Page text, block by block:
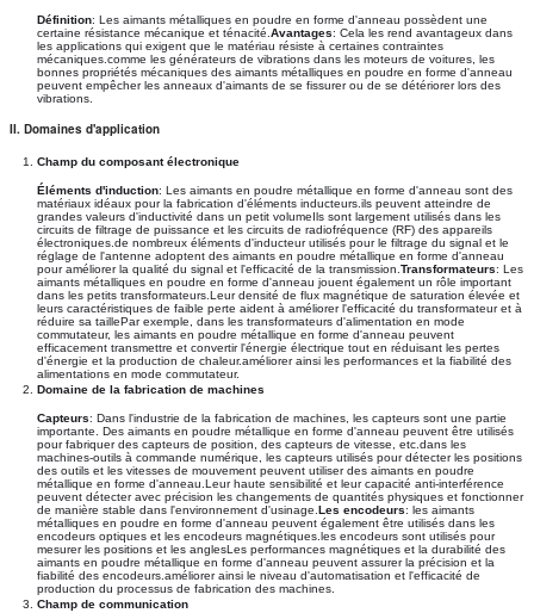
Définition: Les aimants métalliques en poudre en forme d'anneau possèdent une
certaine résistance mécanique et ténacité.Avantages: Cela les rend avantageux dans
les applications qui exigent que le matériau résiste à certaines contraintes
mécaniques.comme les générateurs de vibrations dans les moteurs de voitures, les
bonnes propriétés mécaniques des aimants métalliques en poudre en forme d'anneau
peuvent empêcher les anneaux d'aimants de se fissurer ou de se détériorer lors des
vibrations.
II. Domaines d'application
Champ du composant électronique
Éléments d'induction: Les aimants en poudre métallique en forme d'anneau sont des
matériaux idéaux pour la fabrication d'éléments inducteurs.ils peuvent atteindre de
grandes valeurs d'inductivité dans un petit volumeIls sont largement utilisés dans les
circuits de filtrage de puissance et les circuits de radiofréquence (RF) des appareils
électroniques.de nombreux éléments d'inducteur utilisés pour le filtrage du signal et le
réglage de l'antenne adoptent des aimants en poudre métallique en forme d'anneau
pour améliorer la qualité du signal et l'efficacité de la transmission.Transformateurs: Les
aimants métalliques en poudre en forme d'anneau jouent également un rôle important
dans les petits transformateurs.Leur densité de flux magnétique de saturation élevée et
leurs caractéristiques de faible perte aident à améliorer l'efficacité du transformateur et à
réduire sa taillePar exemple, dans les transformateurs d'alimentation en mode
commutateur, les aimants en poudre métallique en forme d'anneau peuvent
efficacement transmettre et convertir l'énergie électrique tout en réduisant les pertes
d'énergie et la production de chaleur.améliorer ainsi les performances et la fiabilité des
alimentations en mode commutateur.
Domaine de la fabrication de machines
Capteurs: Dans l'industrie de la fabrication de machines, les capteurs sont une partie
importante. Des aimants en poudre métallique en forme d'anneau peuvent être utilisés
pour fabriquer des capteurs de position, des capteurs de vitesse, etc.dans les
machines-outils à commande numérique, les capteurs utilisés pour détecter les positions
des outils et les vitesses de mouvement peuvent utiliser des aimants en poudre
métallique en forme d'anneau.Leur haute sensibilité et leur capacité anti-interférence
peuvent détecter avec précision les changements de quantités physiques et fonctionner
de manière stable dans l'environnement d'usinage.Les encodeurs: les aimants
métalliques en poudre en forme d'anneau peuvent également être utilisés dans les
encodeurs optiques et les encodeurs magnétiques.les encodeurs sont utilisés pour
mesurer les positions et les anglesLes performances magnétiques et la durabilité des
aimants en poudre métallique en forme d'anneau peuvent assurer la précision et la
fiabilité des encodeurs.améliorer ainsi le niveau d'automatisation et l'efficacité de
production du processus de fabrication des machines.
Champ de communication